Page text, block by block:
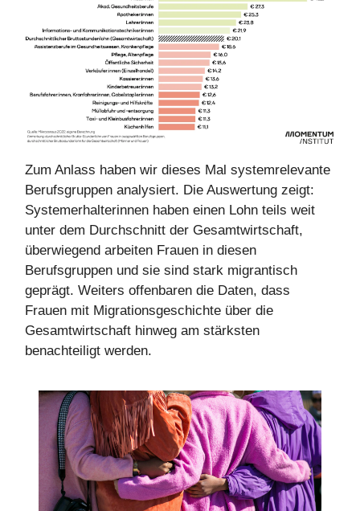
Zum Anlass haben wir dieses Mal systemrelevante
Berufsgruppen analysiert. Die Auswertung zeigt:
Systemerhalterinnen haben einen Lohn teils weit
unter dem Durchschnitt der Gesamtwirtschaft,
überwiegend arbeiten Frauen in diesen
Berufsgruppen und sie sind stark migrantisch
geprägt. Weiters offenbaren die Daten, dass
Frauen mit Migrationsgeschichte über die
Gesamtwirtschaft hinweg am stärksten
benachteiligt werden.